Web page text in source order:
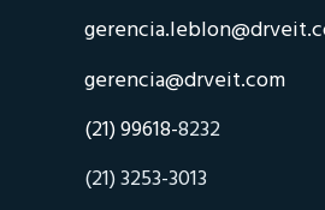
gerencia@drveit.com
(21) 99618-8232
(21) 3253-3013